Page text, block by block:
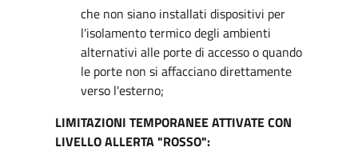
che non siano installati dispositivi per
l'isolamento termico degli ambienti
alternativi alle porte di accesso o quando
le porte non si affacciano direttamente
verso l'esterno;
LIMITAZIONI TEMPORANEE ATTIVATE CON
LIVELLO ALLERTA "ROSSO":